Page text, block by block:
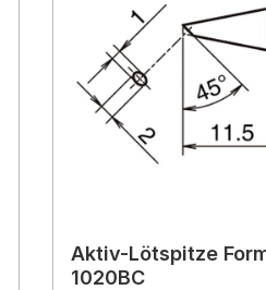
Aktiv-Lötspitze
1020BC